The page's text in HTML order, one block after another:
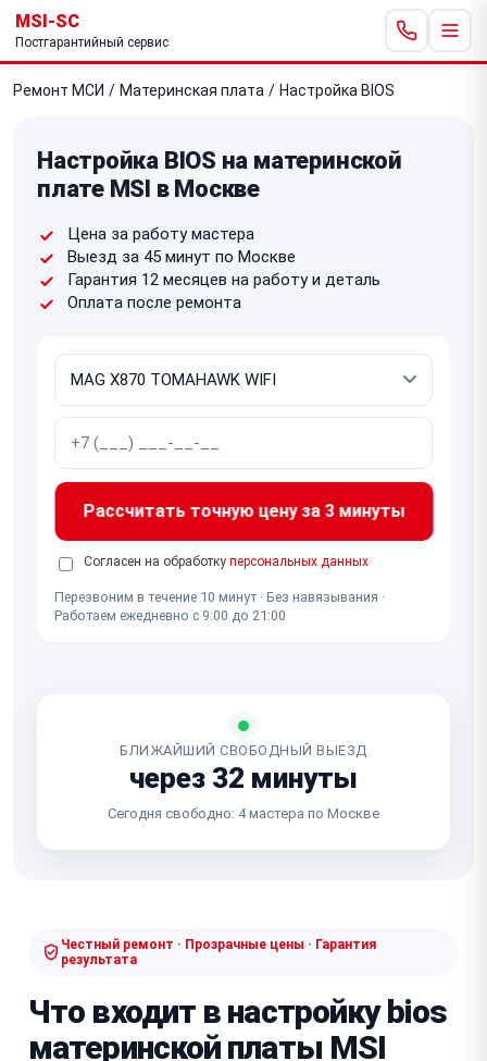
MSI-SC
Постгарантийный сервис
Ремонт МСИ / Материнская плата / Настройка BIOS
Настройка BIOS на материнской
плате MSI в Москве
Цена за работу мастера
Выезд за 45 минут по Москве
Гарантия 12 месяцев на работу и деталь
Оплата после ремонта
Рассчитать точную цену за 3 минуты
Согласен на обработку персональных данных
Перезвоним в течение 10 минут · Без навязывания ·
Работаем ежедневно с 9:00 до 21:00
БЛИЖАЙШИЙ СВОБОДНЫЙ ВЫЕЗД
через 32 минуты
Сегодня свободно: 4 мастера по Москве
Честный ремонт · Прозрачные цены · Гарантия
результата
Что входит в настройку bios
материнской платы MSI